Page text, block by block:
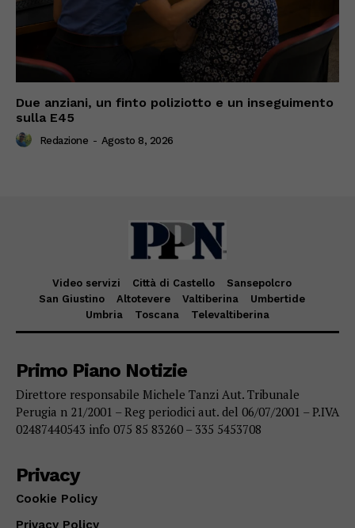
Due anziani, un finto poliziotto e un inseguimento
sulla E45
Redazione - Agosto 8, 2026
Video servizi Città di Castello
Sansepolcro
San Giustino
Altotevere Valtiberina
Umbertide
Umbria
Toscana Televaltiberina
Primo Piano Notizie
Direttore responsabile Michele Tanzi Aut. Tribunale
Perugia n 21/2001 – Reg periodici aut. del 06/07/2001 – P.IVA
02487440543 info 075 85 83260 – 335 5453708
Privacy
Cookie Policy
Privacy Policy